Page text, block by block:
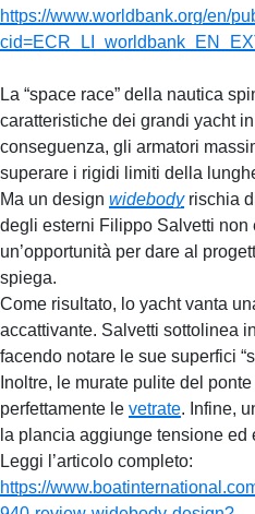
https://www.worldbank.org/en/
La “space race” della nautica
caratteristiche dei grandi yacht
conseguenza, gli armatori
superare i rigidi limiti della
Ma un design widebodyrischia
degli esterni Filippo Salvetti non
un’opportunità per dare al
spiega.
Come risultato, lo yacht vanta
accattivante. Salvetti sottolinea
facendo notare le sue superfici
Inoltre, le murate pulite del
perfettamente le vetrate. Infine,
la plancia aggiunge tensione ed
Leggi l’articolo completo:
https://